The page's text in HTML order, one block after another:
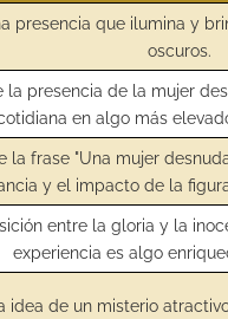
presencia que ilumina y
oscuros.
la presencia de la mujer
en algo más
la frase "Una mujer
y el impacto de la
entre la gloria y la
experiencia es algo
idea de un misterio